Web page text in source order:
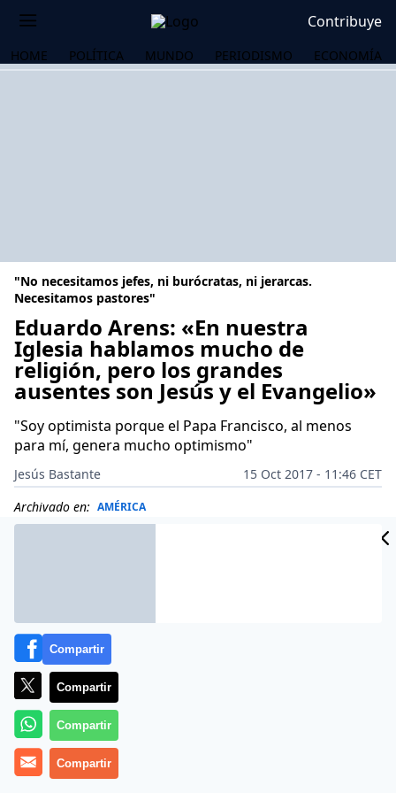
Contribuye
HOME POLÍTICA MUNDO PERIODISMO ECONOMÍA
"No necesitamos jefes, ni burócratas, ni jerarcas.
Necesitamos pastores"
Eduardo Arens: «En nuestra
Iglesia hablamos mucho de
religión, pero los grandes
ausentes son Jesús y el Evangelio»
"Soy optimista porque el Papa Francisco, al menos
para mí, genera mucho optimismo"
Jesús Bastante
15 Oct 2017 - 11:46 CET
Archivado en: AMÉRICA
Compartir
Compartir
Compartir
Compartir